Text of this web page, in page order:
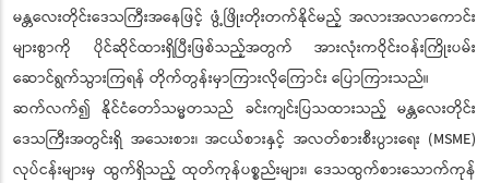
မန္တလေးတိုင်းဒေသကြီးအနေဖြင့် ဖွံ့ဖြိုးတိုးတက်နိုင်မည့် အလားအလာကောင်း
များစွာကို ပိုင်ဆိုင်ထားရှိပြီးဖြစ်သည့်အတွက် အားလုံးကဝိုင်းဝန်းကြိုးပမ်း
ဆောင်ရွက်သွားကြရန် တိုက်တွန်းမှာကြားလိုကြောင်း ပြောကြားသည်။
ဆက်လက်၍ နိုင်ငံတော်သမ္မတသည် ခင်းကျင်းပြသထားသည့် မန္တလေးတိုင်း
ဒေသကြီးအတွင်းရှိ အသေးစား၊ အငယ်စားနှင့် အလတ်စားစီးပွားရေး (MSME)
လုပ်ငန်းများမှ ထွက်ရှိသည့် ထုတ်ကုန်ပစ္စည်းများ၊ ဒေသထွက်စားသောက်ကုန်